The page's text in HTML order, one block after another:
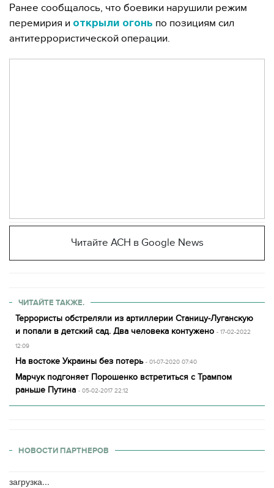
Ранее сообщалось, что боевики нарушили режим
перемирия и открыли огонь по позициям сил
антитеррористической операции.
Читайте АСН в Google News
ЧИТАЙТЕ ТАКЖЕ.
Террористы обстреляли из артиллерии Станицу-Луганскую
и попали в детский сад. Два человека контужено - 17-02-2022
12:09
На востоке Украины без потерь - 01-07-2020 07:40
Марчук подгоняет Порошенко встретиться с Трампом
раньше Путина - 05-02-2017 22:12
НОВОСТИ ПАРТНЕРОВ
загрузка...